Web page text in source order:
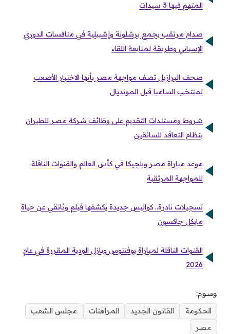
المتهم فيها 3 سيدات
صدام مرتقب يجمع برشلونة وإشبيلية في منافسات الدوري
الإسباني وطريقة لمتابعة اللقاء
صحف البرازيل تصف مواجهة مصر بأنها الاختبار الأصعب
لمنتخب السامبا قبل المونديال
شروط ومستندات التقديم على وظائف شركة مصر للطيران
بنظام التعاقد للسائقين
موعد مباراة مصر وبلجيكا في كأس العالم والقنوات الناقلة
للمواجهة المرتقبة
تسجيلات نادرة.. كواليس جديدة يكشفها فيلم وثائقي عن حياة
مايكل جاكسون
القنوات الناقلة لمباراة يوفنتوس وبازل الودية المقررة في عام
2026
وسوم:
الحكومة
القانون الجديد المراهنات
مجلس الشعب
مصر